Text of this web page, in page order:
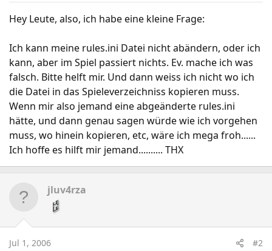
a
t
e
r
e
Hey Leute, also, ich habe eine kleine Frage:
Ich kann meine rules.ini Datei nicht abändern, oder ich
kann, aber im Spiel passiert nichts. Ev. mache ich was
falsch. Bitte helft mir. Und dann weiss ich nicht wo ich
die Datei in das Spieleverzeichniss kopieren muss.
Wenn mir also jemand eine abgeänderte rules.ini
hätte, und dann genau sagen würde wie ich vorgehen
muss, wo hinein kopieren, etc, wäre ich mega froh......
Ich hoffe es hilft mir jemand.......... THX
jluv4rza
Jul 1, 2006 #2